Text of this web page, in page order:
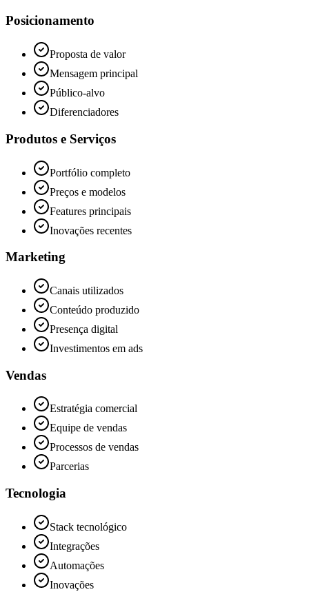
Posicionamento
Proposta de valor
Mensagem principal
Público-alvo
Diferenciadores
Produtos e Serviços
Portfólio completo
Preços e modelos
Features principais
Inovações recentes
Marketing
Canais utilizados
Conteúdo produzido
Presença digital
Investimentos em ads
Vendas
Estratégia comercial
Equipe de vendas
Processos de vendas
Parcerias
Tecnologia
Stack tecnológico
Integrações
Automações
Inovações